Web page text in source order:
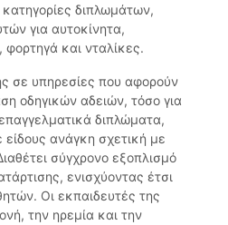
διπλωμάτων,
για αυτοκίνητα,
και νταλίκες.
σε υπηρεσίες που αφορούν
οδηγικών αδειών, τόσο για
διπλώματα,
ανάγκη σχετική με
σύγχρονο εξοπλισμό
ενισχύοντας έτσι
Οι εκπαιδευτές της
την ηρεμία και την